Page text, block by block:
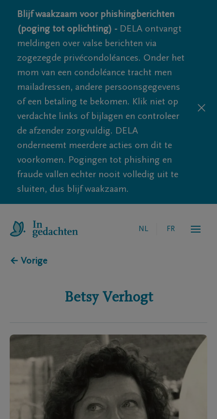
Blijf waakzaam voor phishingberichten
(poging tot oplichting) - DELA ontvangt
meldingen over valse berichten via
zogezegde privécondoléances. Onder het
mom van een condoléance tracht men
mailadressen, andere persoonsgegevens
of een betaling te bekomen. Klik niet op
verdachte links of bijlagen en controleer
de afzender zorgvuldig. DELA
onderneemt meerdere acties om dit te
voorkomen. Pogingen tot phishing en
fraude vallen echter nooit volledig uit te
sluiten, dus blijf waakzaam.
NL FR
← Vorige
Betsy Verhogt